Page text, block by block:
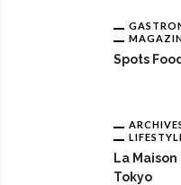
Spots
La
Tokyo